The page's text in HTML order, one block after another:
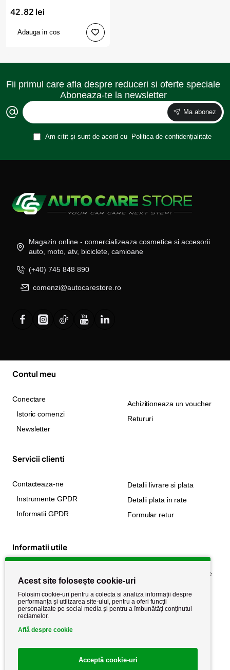
42.82 lei
Adauga in cos
Fii primul care afla despre reduceri si oferte speciale
Aboneaza-te la newsletter
Ma abonez
Am citit și sunt de acord cu Politica de confidențialitate
Magazin online - comercializeaza cosmetice si accesorii
auto, moto, atv, biciclete, camioane
(+40) 745 848 890
comenzi@autocarestore.ro
Contul meu
Conectare
Istoric comenzi
Newsletter
Achizitioneaza un voucher
Retururi
Servicii clienti
Contacteaza-ne
Instrumente GPDR
Informatii GPDR
Detalii livrare si plata
Detalii plata in rate
Formular retur
Informatii utile
Politica de cookie
Politica de confidențialitate
Termeni si conditii
Acest site folosește cookie-uri
Folosim cookie-uri pentru a colecta si analiza informații despre
performanța și utilizarea site-ului, pentru a oferi funcții
personalizate pe social media și pentru a îmbunătăți conținutul
reclamelor.
Află despre cookie
Acceptă cookie-uri